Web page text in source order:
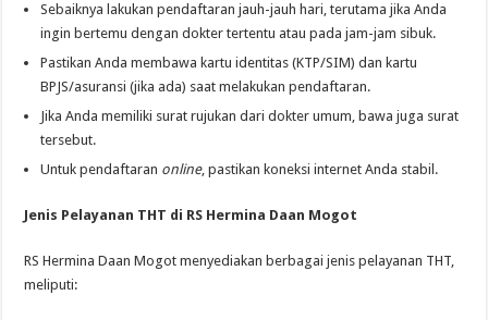
Sebaiknya lakukan pendaftaran jauh-jauh hari, terutama jika Anda
ingin bertemu dengan dokter tertentu atau pada jam-jam sibuk.
Pastikan Anda membawa kartu identitas (KTP/SIM) dan kartu
BPJS/asuransi (jika ada) saat melakukan pendaftaran.
Jika Anda memiliki surat rujukan dari dokter umum, bawa juga surat
tersebut.
Untuk pendaftaran online, pastikan koneksi internet Anda stabil.
Jenis Pelayanan THT di RS Hermina Daan Mogot
RS Hermina Daan Mogot menyediakan berbagai jenis pelayanan THT,
meliputi: